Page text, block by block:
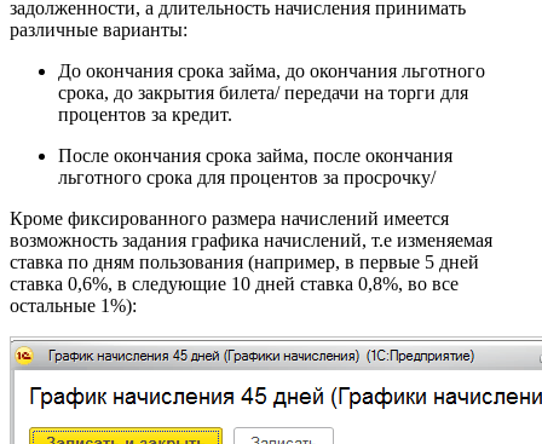
задолженности, а длительность начисления принимать
различные варианты:
До окончания срока займа, до окончания льготного
срока, до закрытия билета/ передачи на торги для
процентов за кредит.
После окончания срока займа, после окончания
льготного срока для процентов за просрочку/
Кроме фиксированного размера начислений имеется
возможность задания графика начислений, т.е изменяемая
ставка по дням пользования (например, в первые 5 дней
ставка 0,6%, в следующие 10 дней ставка 0,8%, во все
остальные 1%):